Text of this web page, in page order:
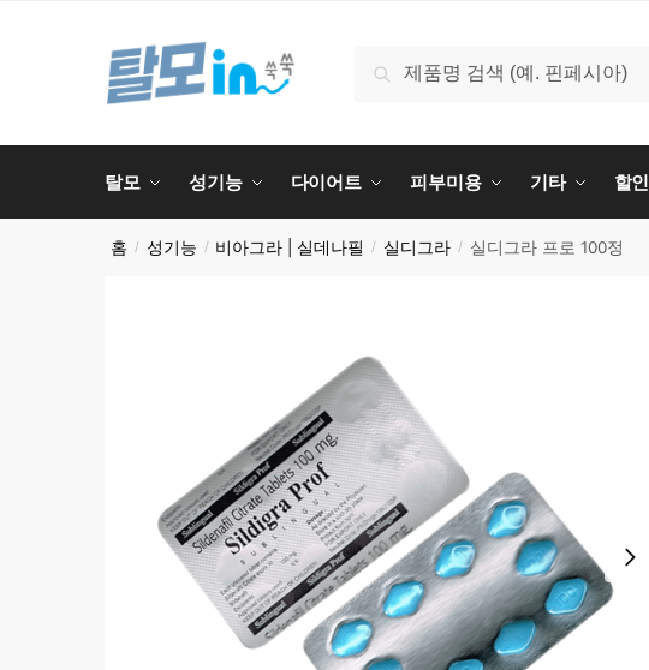
검색
탈모 성기능 다이어트 피부미용 기타 할인
홈 / 성기능 / 비아그라 | 실데나필 / 실디그라 / 실디그라 프로 100정